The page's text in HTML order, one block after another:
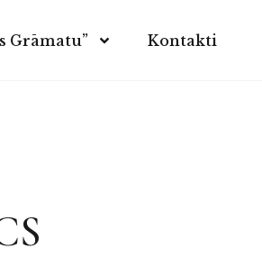
Grāmatu” Kontakti